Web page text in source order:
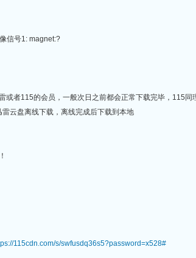
信号1: magnet:?
者115的会员，一般次日之前都会正常下载完毕，115同
云盘离线下载，离线完成后下载到本地
115cdn.com/s/swfusdq36s5?password=x528#